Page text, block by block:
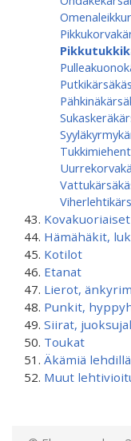
Putkikärsäkäs
Hämähäkit,
Kotilot
Etanat
Lierot,
Punkit,
Siirat,
Toukat
Äkämiä lehdillä
Muut